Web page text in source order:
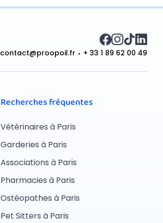
contact@proopoil.fr + 33 1 89 62 00 49
Recherches fréquentes
Vétérinaires à Paris
Garderies à Paris
Associations à Paris
Pharmacies à Paris
Ostéopathes à Paris
Pet Sitters à Paris